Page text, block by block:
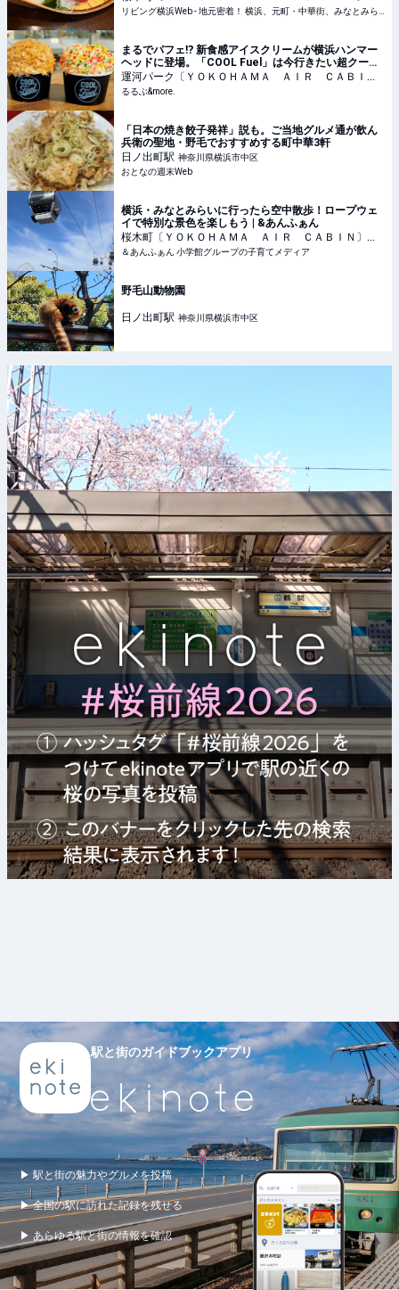
神奈川県横浜市中区
まるでパフェ⁉ 新食感アイスクリームが横浜ハンマー
ヘッドに登場。「COOL Fuel」は今行きたい超クール
なスポット｜るるぶ&more.
運河パーク〔ＹＯＫＯＨＡＭＡ ＡＩＲ ＣＡＢＩ
Ｎ〕駅 神奈川県横浜市中区
るるぶ&more.
「日本の焼き餃子発祥」説も。ご当地グルメ通が飲ん
兵衛の聖地・野毛でおすすめする町中華3軒
日ノ出町駅 神奈川県横浜市中区
おとなの週末Web
横浜・みなとみらいに行ったら空中散歩！ロープウェ
イで特別な景色を楽しもう | &あんふぁん
桜木町〔ＹＯＫＯＨＡＭＡ ＡＩＲ ＣＡＢＩＮ〕 駅
神奈川県横浜市中区
＆あんふぁん 小学館グループの子育てメディア
野毛山動物園
日ノ出町駅 神奈川県横浜市中区
駅と街のガイドブックアプリ
▶ 駅と街の魅力やグルメを投稿
▶ 全国の駅に訪れた記録を残せる
▶ あらゆる駅と街の情報を確認